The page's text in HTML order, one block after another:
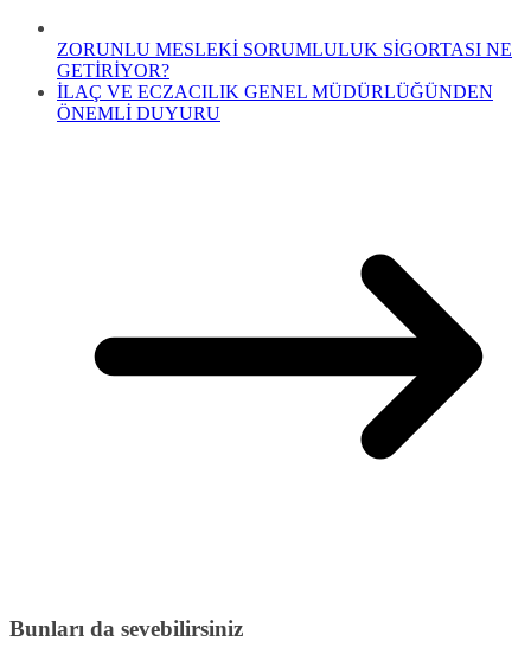
ZORUNLU MESLEKİ SORUMLULUK SİGORTASI NE
GETİRİYOR?
İLAÇ VE ECZACILIK GENEL MÜDÜRLÜĞÜNDEN
ÖNEMLİ DUYURU
Bunları da sevebilirsiniz